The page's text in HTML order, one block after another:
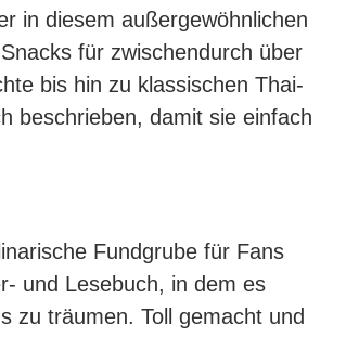
in diesem außergewöhnlichen
für zwischendurch über
bis hin zu klassischen Thai-
beschrieben, damit sie einfach
Fundgrube für Fans
und Lesebuch, in dem es
zu träumen. Toll gemacht und